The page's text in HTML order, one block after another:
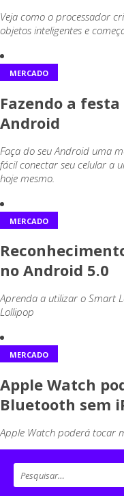
Veja como o processador
objetos inteligentes e
MERCADO
Fazendo a
Android
Faça do seu Android uma
fácil conectar seu celular a
hoje mesmo.
MERCADO
no Android 5.0
Aprenda a utilizar o Smart
Lollipop
MERCADO
Apple Watch
Bluetooth sem
Apple Watch poderá tocar